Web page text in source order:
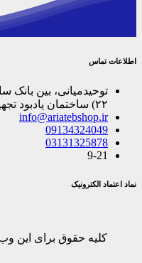
اطلاعات تماس
توحیدمیانی، بین
۲۲) ساختمان یادبود تجهیزات پزشکی آریاطب
info@ariatebshop.ir
09134324049
03131325878
9-21
نماد اعتماد الکترونیک
کلیه حقوق برای این